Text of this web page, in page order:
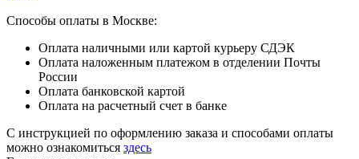
Способы оплаты в Москве:
Оплата наличными или картой курьеру СДЭК
Оплата наложенным платежом в отделении Почты
России
Оплата банковской картой
Оплата на расчетный счет в банке
С инструкцией по оформлению заказа и способами оплаты
можно ознакомиться здесь